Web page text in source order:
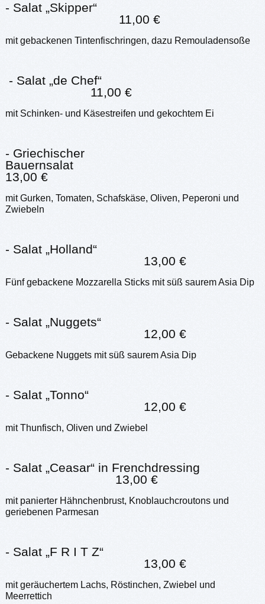
- Salat „Skipper“
11,00 €
mit gebackenen Tintenfischringen, dazu Remouladensoße
- Salat „de Chef“
11,00 €
mit Schinken- und Käsestreifen und gekochtem Ei
- Griechischer
Bauernsalat
13,00 €
mit Gurken, Tomaten, Schafskäse, Oliven, Peperoni und
Zwiebeln
- Salat „Holland“
13,00 €
Fünf gebackene Mozzarella Sticks mit süß saurem Asia Dip
- Salat „Nuggets“
12,00 €
Gebackene Nuggets mit süß saurem Asia Dip
- Salat „Tonno“
12,00 €
mit Thunfisch, Oliven und Zwiebel
- Salat „Ceasar“ in Frenchdressing
13,00 €
mit panierter Hähnchenbrust, Knoblauchcroutons und
geriebenen Parmesan
- Salat „F R I T Z“
13,00 €
mit geräuchertem Lachs, Röstinchen, Zwiebel und
Meerrettich